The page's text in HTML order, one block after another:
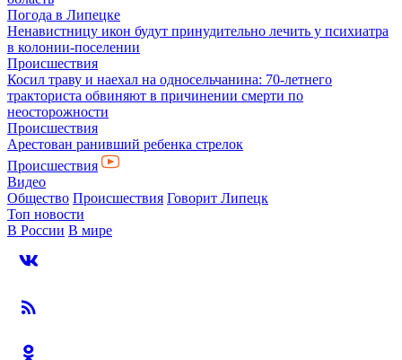
Погода в Липецке
Ненавистницу икон будут принудительно лечить у психиатра
в колонии-поселении
Происшествия
Косил траву и наехал на односельчанина: 70-летнего
тракториста обвиняют в причинении смерти по
неосторожности
Происшествия
Арестован ранивший ребенка стрелок
Происшествия
Видео
Общество Происшествия Говорит Липецк
Топ новости
В России В мире